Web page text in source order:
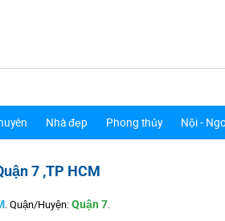
Nhà đẹp Phong thủy Nội -
7 ,TP HCM
.Quận/Huyện:Quận 7.